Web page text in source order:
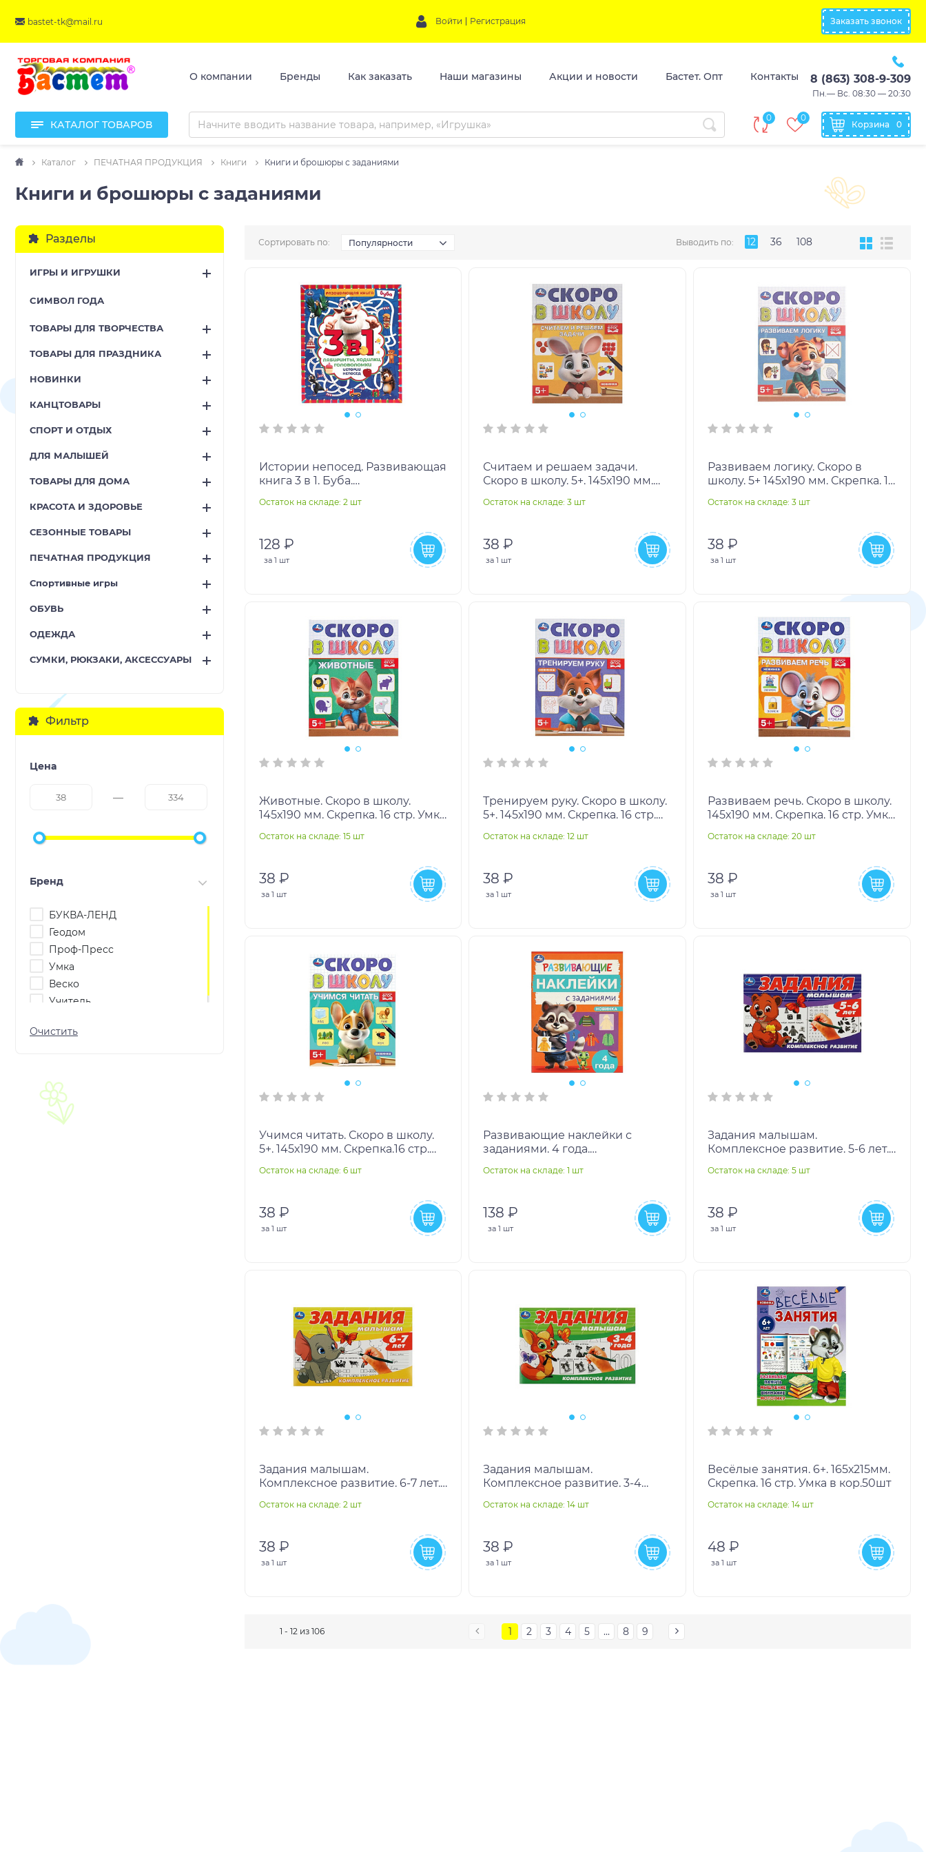
bastet-tk@mail.ru Войти Регистрация Заказать звонок
О компании Бренды Как заказать Наши магазины Акции и новости Бастет. Опт Контакты 8 (863) 308-9-309
Пн.— Вс. 08:30 — 20:30
КАТАЛОГ ТОВАРОВ
0 0
Корзина 0
Каталог ПЕЧАТНАЯ ПРОДУКЦИЯ Книги Книги и брошюры с заданиями
Книги и брошюры с заданиями
Разделы
ИГРЫ И ИГРУШКИ
CИМВОЛ ГОДА
ТОВАРЫ ДЛЯ ТВОРЧЕСТВА
ТОВАРЫ ДЛЯ ПРАЗДНИКА
НОВИНКИ
КАНЦТОВАРЫ
СПОРТ И ОТДЫХ
ДЛЯ МАЛЫШЕЙ
ТОВАРЫ ДЛЯ ДОМА
КРАСОТА И ЗДОРОВЬЕ
СЕЗОННЫЕ ТОВАРЫ
ПЕЧАТНАЯ ПРОДУКЦИЯ
Спортивные игры
ОБУВЬ
ОДЕЖДА
СУМКИ, РЮКЗАКИ, АКСЕССУАРЫ
Фильтр
Цена
Бренд
БУКВА-ЛЕНД
Геодом
Проф-Пресс
Умка
Веско
Учитель
Сортировать по: Популярности Выводить по: 12 36 108
Истории непосед. Развивающая
книга 3 в 1. Буба.
32 стр.Умка в кор.30шт
Остаток на складе: 2 шт
128 ₽
за 1 шт
Считаем и решаем задачи.
Скоро в школу. 5+. 145х190 мм.
Остаток на складе: 3 шт
38 ₽
за 1 шт
Развиваем логику. Скоро в
школу. 5+ 145х190 мм. Скрепка. 16
Остаток на складе: 3 шт
38 ₽
за 1 шт
Животные. Скоро в школу.
145х190 мм. Скрепка. 16 стр. Умка
Остаток на складе: 15 шт
38 ₽
за 1 шт
Тренируем руку. Скоро в школу.
5+. 145х190 мм. Скрепка. 16 стр.
Остаток на складе: 12 шт
38 ₽
за 1 шт
Развиваем речь. Скоро в школу.
145х190 мм. Скрепка. 16 стр. Умка
Остаток на складе: 20 шт
38 ₽
за 1 шт
Учимся читать. Скоро в школу.
5+. 145х190 мм. Скрепка.16 стр.
Остаток на складе: 6 шт
38 ₽
за 1 шт
Развивающие наклейки с
заданиями. 4 года.
мм. 16 стр. Умка в кор.50шт
Остаток на складе: 1 шт
138 ₽
за1 шт
Задания малышам.
Комплексное развитие. 5-6 лет.
в кор.50шт
Остаток на складе: 5 шт
38 ₽
за 1 шт
Задания малышам.
Комплексное развитие. 6-7 лет.
в кор.50шт
Остаток на складе: 2 шт
38 ₽
за 1 шт
Задания малышам.
Комплексное развитие. 3-4
Умка в кор.50шт
Остаток на складе: 14 шт
38 ₽
за 1 шт
Весёлые занятия. 6+. 165х215мм.
Скрепка. 16 стр. Умка в кор.50шт
Остаток на складе: 14 шт
48 ₽
за 1 шт
1 2 3 4 5 ... 8 9
1 - 12 из 106